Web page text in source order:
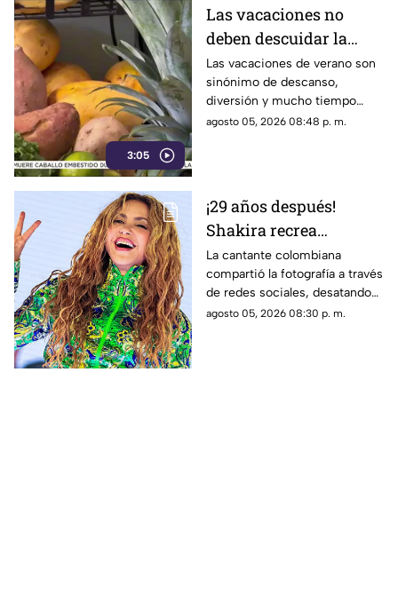
3:05
Las vacaciones no
deben descuidar la
alimentación infantil
Las vacaciones de verano son
sinónimo de descanso,
diversión y mucho tiempo
libre.
agosto 05, 2026 08:48 p. m.
¡29 años después!
Shakira recrea
ICÓNICO meme; esta es
la historia de la
fotografía
La cantante colombiana
compartió la fotografía a través
de redes sociales, desatando
cientos de comentarios.
agosto 05, 2026 08:30 p. m.